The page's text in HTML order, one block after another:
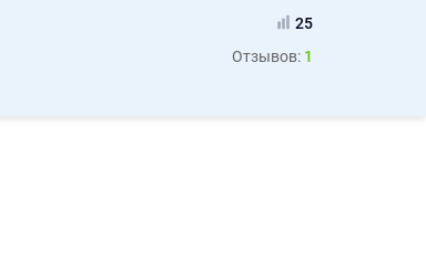
25
Отзывов: 1